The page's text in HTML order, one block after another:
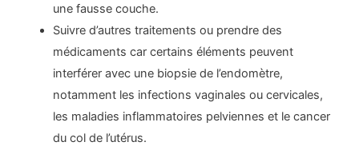
une fausse couche.
Suivre d’autres traitements ou prendre des
médicaments car certains éléments peuvent
interférer avec une biopsie de l’endomètre,
notamment les infections vaginales ou cervicales,
les maladies inflammatoires pelviennes et le cancer
du col de l’utérus.